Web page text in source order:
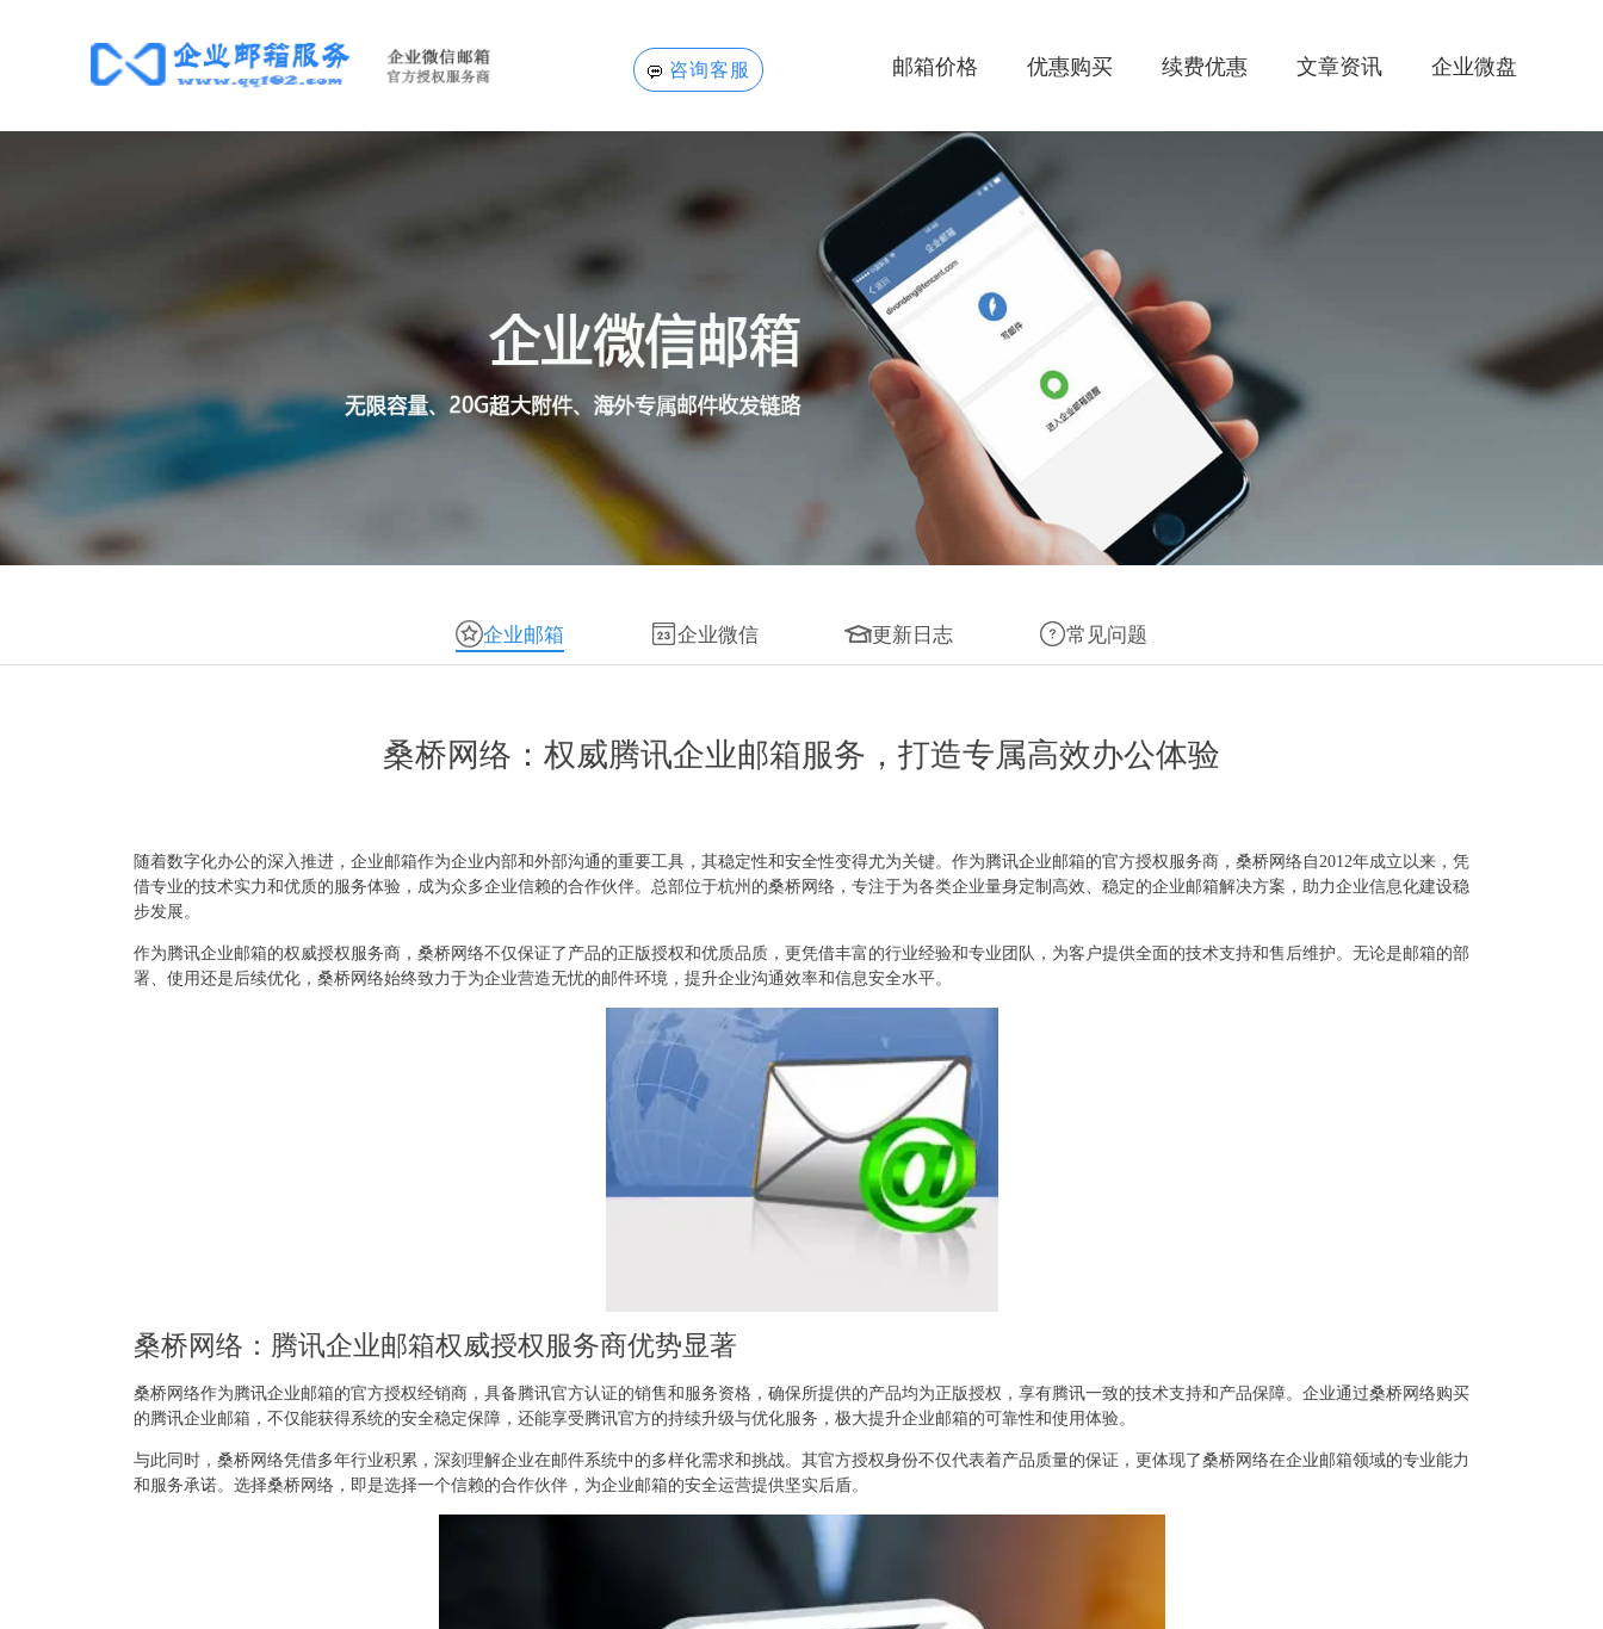
咨询客服 邮箱价格 优惠购买 续费优惠 文章资讯 企业微盘
企业邮箱 企业微信 更新日志 常见问题
桑桥网络：权威腾讯企业邮箱服务，打造专属高效办公体验
随着数字化办公的深入推进，企业邮箱作为企业内部和外部沟通的重要工具，其稳定性和安全性变得尤为关键。作为腾讯企业邮箱的官方授权服务商，桑桥网络自2012年成立以来，凭
借专业的技术实力和优质的服务体验，成为众多企业信赖的合作伙伴。总部位于杭州的桑桥网络，专注于为各类企业量身定制高效、稳定的企业邮箱解决方案，助力企业信息化建设稳
步发展。
作为腾讯企业邮箱的权威授权服务商，桑桥网络不仅保证了产品的正版授权和优质品质，更凭借丰富的行业经验和专业团队，为客户提供全面的技术支持和售后维护。无论是邮箱的部
署、使用还是后续优化，桑桥网络始终致力于为企业营造无忧的邮件环境，提升企业沟通效率和信息安全水平。
桑桥网络：腾讯企业邮箱权威授权服务商优势显著
桑桥网络作为腾讯企业邮箱的官方授权经销商，具备腾讯官方认证的销售和服务资格，确保所提供的产品均为正版授权，享有腾讯一致的技术支持和产品保障。企业通过桑桥网络购买
的腾讯企业邮箱，不仅能获得系统的安全稳定保障，还能享受腾讯官方的持续升级与优化服务，极大提升企业邮箱的可靠性和使用体验。
与此同时，桑桥网络凭借多年行业积累，深刻理解企业在邮件系统中的多样化需求和挑战。其官方授权身份不仅代表着产品质量的保证，更体现了桑桥网络在企业邮箱领域的专业能力
和服务承诺。选择桑桥网络，即是选择一个信赖的合作伙伴，为企业邮箱的安全运营提供坚实后盾。